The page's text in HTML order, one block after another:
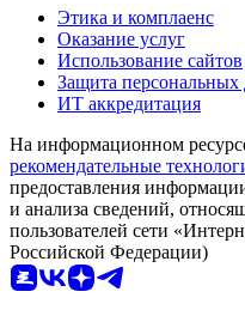
Этика и комплаенс
Оказание услуг
Использование сайтов
Защита
ИТ аккредитация
На информационном
рекомендательные
предоставления
и анализа сведений,
пользователей сети
Российской Федерации)